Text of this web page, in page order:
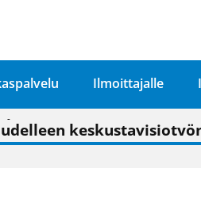
Ilmoittajalle
hieman parempana
kuin